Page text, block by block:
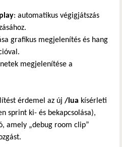
: automatikus végigjátszás
grafikus megjelenítés és hang
megjelenítése a
érdemel az új /lua kísérleti
sprint ki- és bekapcsolása),
amely „debug room clip”